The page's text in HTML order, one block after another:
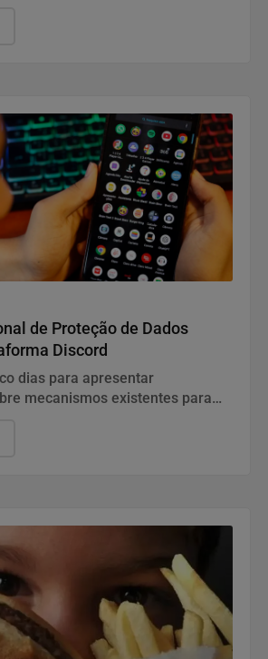
assinada pelo pai.
de Proteção de Dados
Discord
dias para apresentar
mecanismos existentes para
informou a ANPD, em